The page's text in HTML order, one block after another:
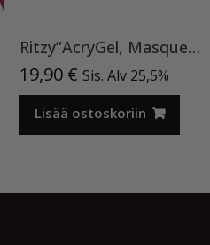
Ritzy”AcryGel, Masque Pink”15ml TPO-VAPAA
19,90 € Sis. Alv 25,5%
Lisää ostoskoriin